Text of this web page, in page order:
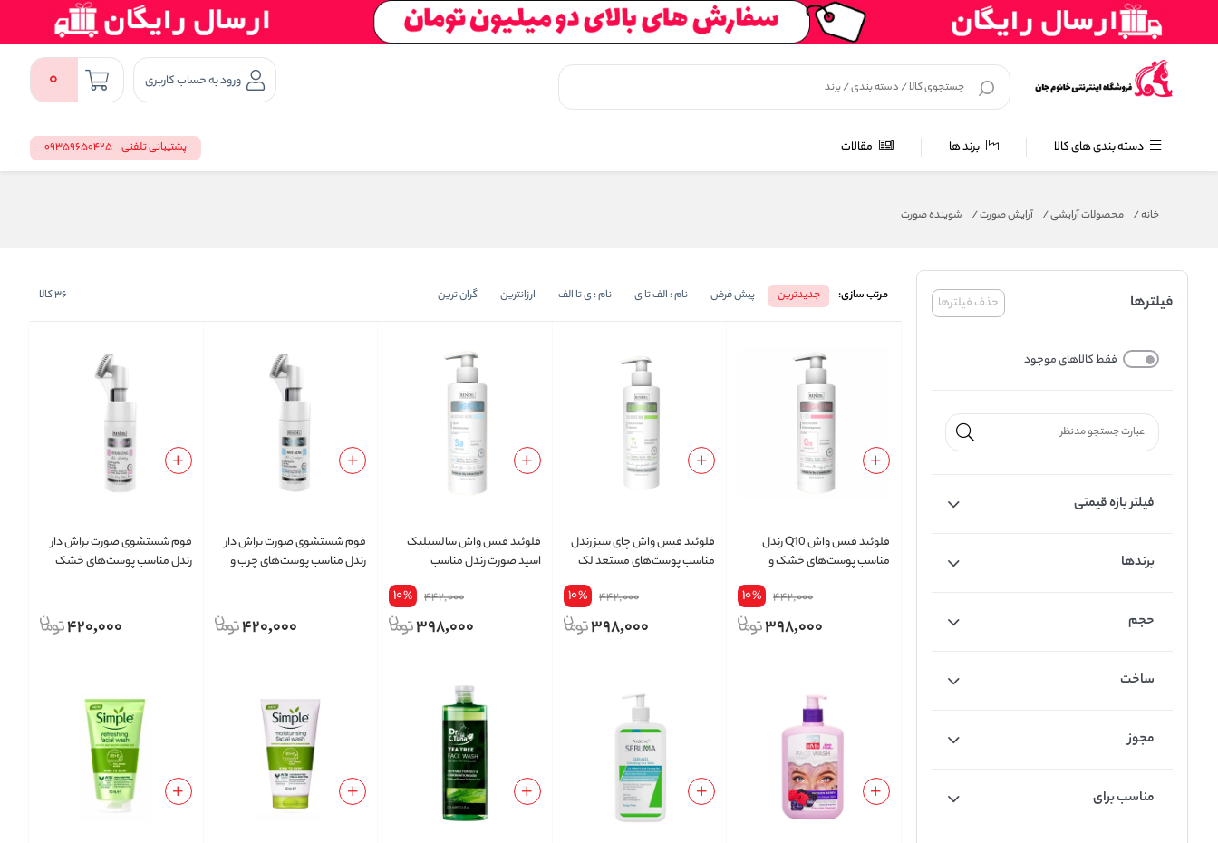
ورود به حساب کاربری 0
دسته بندی های کالا برند ها مقالات پشتیبانی تلفنی 09359650425
خانه/ محصولات آرایشی/ آرایش صورت/ شوینده صورت
حذف فیلترها فیلترها
فقط کالاهای موجود
فیلتر بازه قیمتی
برندها
حجم
ساخت
مجوز
مناسب برای
مرتب سازی: جدیدترین پیش فرض نام : الف تا ی نام : ی تا الف ارزانترین گران ترین 36کالا
فلوئید فیس واش Q10 رندل
مناسب پوست‌های خشک و
442,000
10%
398,000
فلوئید فیس واش چای سبز رندل
مناسب پوست‌های مستعد لک
442,000
10%
398,000
فلوئید فیس واش سالسیلیک
اسید صورت رندل مناسب
پوست‌های چرب و مستعد آکنه
442,000
10%
398,000
فوم شستشوی صورت براش دار
رندل مناسب پوست‌های چرب و
420,000
فوم شستشوی صورت براش دار
رندل مناسب پوست‌های خشک
420,000